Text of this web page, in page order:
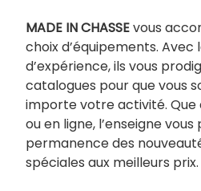
MADE IN CHASSEvous
choix d’équipements. Avec
d’expérience, ils vous
catalogues pour que vous
importe votre activité. Que
ou en ligne, l’enseigne
permanence des
spéciales aux meilleurs prix.